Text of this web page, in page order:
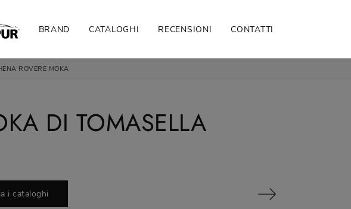
BRAND CATALOGHI RECENSIONI CONTATTI
ROVERE MOKA
DI TOMASELLA
i cataloghi